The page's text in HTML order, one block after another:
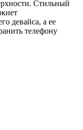
Стильный
девайса, а ее
телефону